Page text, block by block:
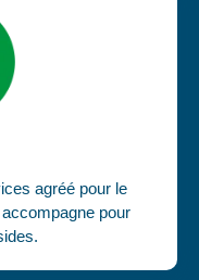
agréé pour le
pour